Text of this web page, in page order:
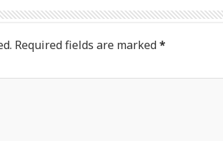
Required fields are marked*